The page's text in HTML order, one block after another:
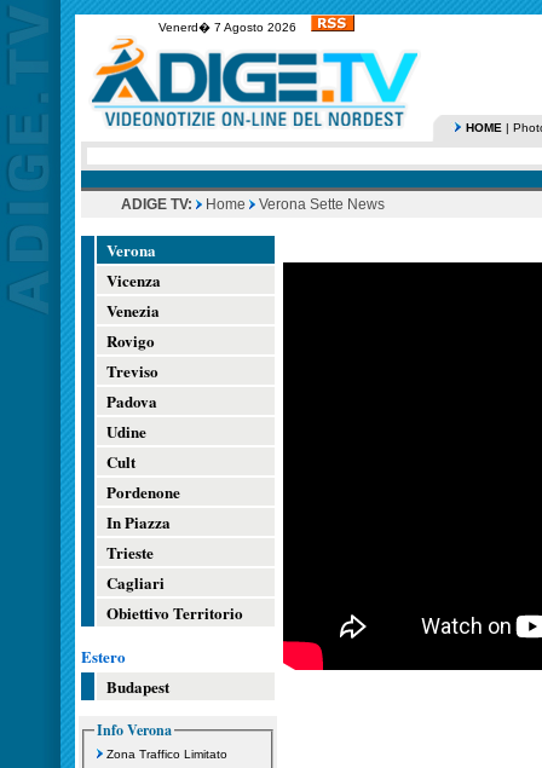
Venerd� 7 Agosto 2026
HOME |
ADIGE TV: Home Verona Sette News
Verona
Vicenza
Venezia
Rovigo
Treviso
Padova
Udine
Cult
Pordenone
In Piazza
Trieste
Cagliari
Obiettivo Territorio
Estero
Budapest
Info Verona
Zona Traffico Limitato